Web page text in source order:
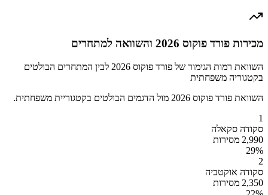
מכירות פורד פוקוס 2026 והשוואה למתחרים
השוואת רמות הגימור של פורד פוקוס 2026 לבין המתחרים הבולטים
בקטגוריה משפחתית
השוואת פורד פוקוס 2026 מול הדגמים הבולטים בקטגוריית משפחתית.
1
סקודה סקאלה
2,990 מסירות
29%
2
סקודה אוקטביה
2,350 מסירות